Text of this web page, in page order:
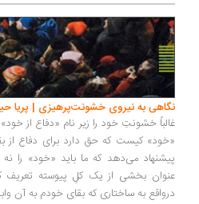
نگاهی به نیروی خشونت‌پرهیزی | پریا
غالباً خشونتِ خود را زیر نام «دفاع از
«خود» کیست که حق دارد برای دفاع از
پیشنهاد می‌دهد که ما باید «خود» را
عنوان بخشی از یک کلِ پیوسته تعریف
درواقع به ساختاری که بقای خودم به آن